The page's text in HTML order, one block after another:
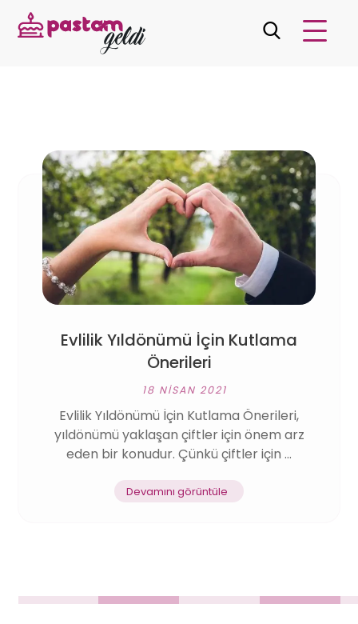
Evlilik Yıldönümü İçin Kutlama
Önerileri
18 NISAN 2021
Evlilik Yıldönümü İçin Kutlama Önerileri,
yıldönümü yaklaşan çiftler için önem arz
eden bir konudur. Çünkü çiftler için ...
Devamını görüntüle